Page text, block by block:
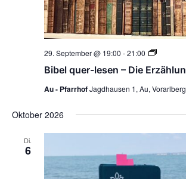
Bibel quer-lesen – Die
29. September @ 19:00 -21:00
Bibel
lesen
Die
Au - PfarrhofJagdhausen 1, Au,
Oktober 2026
Di.
6